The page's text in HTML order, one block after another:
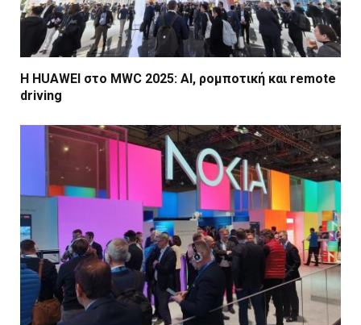
Η HUAWEI στο MWC 2025: AI, ρομποτική και remote
driving